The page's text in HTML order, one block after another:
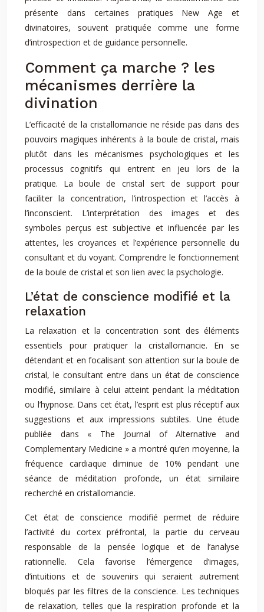
présente dans certaines pratiques New Age et
divinatoires, souvent pratiquée comme une forme
d’introspection et de guidance personnelle.
Comment ça marche ? les
mécanismes derrière la
divination
L’efficacité de la cristallomancie ne réside pas dans des
pouvoirs magiques inhérents à la boule de cristal, mais
plutôt dans les mécanismes psychologiques et les
processus cognitifs qui entrent en jeu lors de la
pratique. La boule de cristal sert de support pour
faciliter la concentration, l’introspection et l’accès à
l’inconscient. L’interprétation des images et des
symboles perçus est subjective et influencée par les
attentes, les croyances et l’expérience personnelle du
consultant et du voyant. Comprendre le fonctionnement
de la boule de cristal et son lien avec la psychologie.
L’état de conscience modifié et la
relaxation
La relaxation et la concentration sont des éléments
essentiels pour pratiquer la cristallomancie. En se
détendant et en focalisant son attention sur la boule de
cristal, le consultant entre dans un état de conscience
modifié, similaire à celui atteint pendant la méditation
ou l’hypnose. Dans cet état, l’esprit est plus réceptif aux
suggestions et aux impressions subtiles. Une étude
publiée dans « The Journal of Alternative and
Complementary Medicine » a montré qu’en moyenne, la
fréquence cardiaque diminue de 10% pendant une
séance de méditation profonde, un état similaire
recherché en cristallomancie.
Cet état de conscience modifié permet de réduire
l’activité du cortex préfrontal, la partie du cerveau
responsable de la pensée logique et de l’analyse
rationnelle. Cela favorise l’émergence d’images,
d’intuitions et de souvenirs qui seraient autrement
bloqués par les filtres de la conscience. Les techniques
de relaxation, telles que la respiration profonde et la